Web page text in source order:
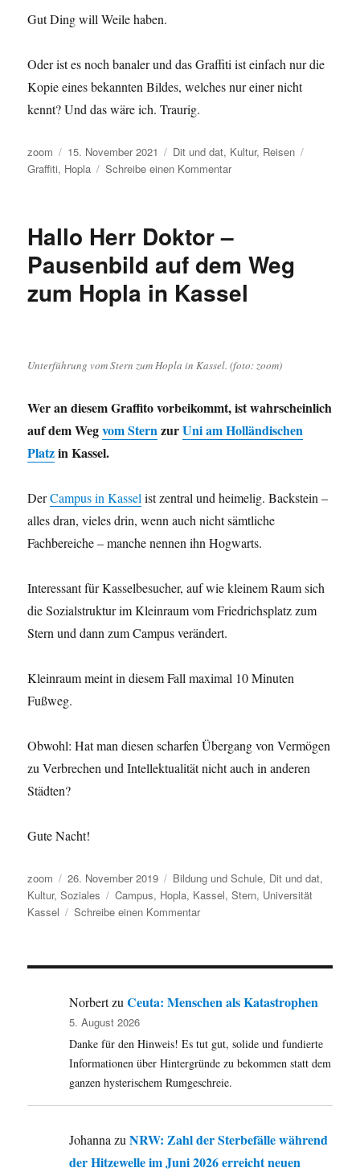
Gut Ding will Weile haben.
Oder ist es noch banaler und das Graffiti ist einfach nur die
Kopie eines bekannten Bildes, welches nur einer nicht
kennt? Und das wäre ich. Traurig.
Autor
zoom
Veröffentlicht
am
15. November 2021 Kategorien
Dit und dat, Kultur, Reisen
Graffiti, Hopla Schreibe einen Kommentarzu
Silencio
Hallo Herr Doktor –
Pausenbild auf dem Weg
zum Hopla in Kassel
Unterführung vom Stern zum Hopla in Kassel. (foto: zoom)
Wer an diesem Graffito vorbeikommt, ist wahrscheinlich
auf dem Wegvom Stern zurUni am Holländischen
Platzin Kassel.
DerCampus in Kassel ist zentral und heimelig. Backstein –
alles dran, vieles drin, wenn auch nicht sämtliche
Fachbereiche – manche nennen ihn Hogwarts.
Interessant für Kasselbesucher, auf wie kleinem Raum sich
die Sozialstruktur im Kleinraum vom Friedrichsplatz zum
Stern und dann zum Campus verändert.
Kleinraum meint in diesem Fall maximal 10 Minuten
Fußweg.
Obwohl: Hat man diesen scharfen Übergang von Vermögen
zu Verbrechen und Intellektualität nicht auch in anderen
Städten?
Gute Nacht!
Autor
zoom
Veröffentlicht
am
26. November 2019 Kategorien
Bildung und Schule, Dit und dat,
Kultur,Soziales Schlagwörter
Campus, Hopla, Kassel,Stern, Universität
Kassel
Schreibe einen Kommentarzu
Pausenbild
auf
Weg
zum
Hopla
NorbertzuCeuta: Menschen als Katastrophen
5. August 2026
Danke für den Hinweis! Es tut gut, solide und fundierte
Informationen über Hintergründe zu bekommen statt dem
ganzen hysterischem Rumgeschreie.
Johanna zuNRW: Zahl der Sterbefälle während
der Hitzewelle im Juni 2026 erreicht neuen